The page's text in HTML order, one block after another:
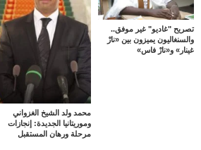
تصريح "غاديو" غير موفق..
والسنغاليون يميزون بين «نارْ
غينار» و«نارْ فاس»
محمد ولد الشيخ الغزواني
وموريتانيا الجديدة: إنجازات
مرحلة ورهان المستقبل